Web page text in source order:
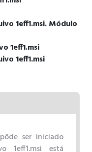
1eff1.msi. Módulo
1eff1.msi
1eff1.msi
ser iniciado
1eff1.msi está